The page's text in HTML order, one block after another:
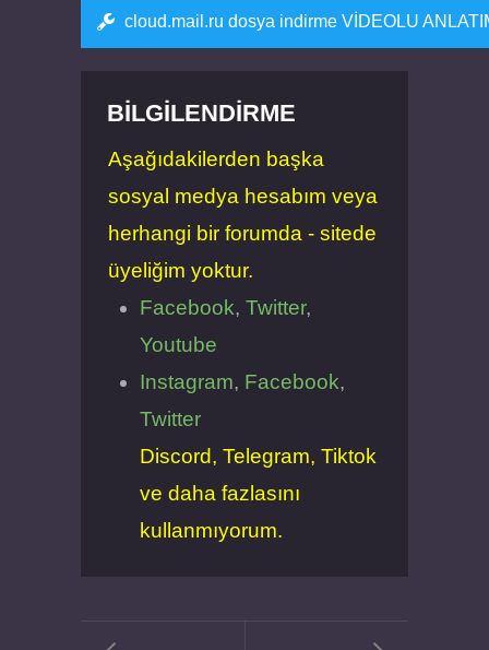
cloud.mail.ru dosya indirme VİDEOLU
BILGILENDIRME
Aşağıdakilerden başka
sosyal medya hesabım veya
herhangi bir forumda - sitede
üyeliğim yoktur.
Facebook, Twitter,
Youtube
Instagram, Facebook,
Twitter
Discord, Telegram, Tiktok
ve daha fazlasını
kullanmıyorum.